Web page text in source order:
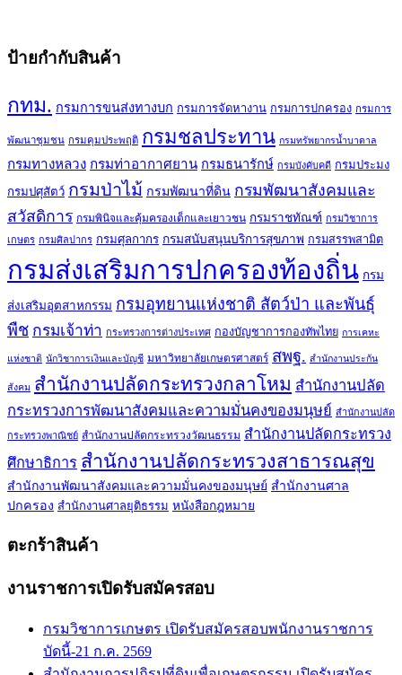
ป้ายกำกับสินค้า
กทม. กรมการขนส่งทางบก กรมการจัดหางาน กรมการปกครอง กรมการ
พัฒนาชุมชน กรมคุมประพฤติ กรมชลประทาน กรมทรัพยากรน้ำบาดาล
กรมทางหลวง กรมท่าอากาศยาน กรมธนารักษ์ กรมบังคับคดี กรมประมง
กรมปศุสัตว์ กรมป่าไม้ กรมพัฒนาที่ดิน กรมพัฒนาสังคมและ
สวัสดิการ กรมพินิจและคุ้มครองเด็กและเยาวชน กรมราชทัณฑ์ กรมวิชาการ
เกษตร กรมศิลปากร กรมศุลกากร กรมสนับสนุนบริการสุขภาพ กรมสรรพสามิต
กรมส่งเสริมการปกครองท้องถิ่น กรม
ส่งเสริมอุตสาหกรรม กรมอุทยานแห่งชาติ สัตว์ป่า และพันธุ์
พืช กรมเจ้าท่า กระทรวงการต่างประเทศ กองบัญชาการกองทัพไทย การเคหะ
แห่งชาติ นักวิชาการเงินและบัญชี มหาวิทยาลัยเกษตรศาสตร์ สพฐ. สำนักงานประกัน
สังคม สำนักงานปลัดกระทรวงกลาโหม สำนักงานปลัด
กระทรวงการพัฒนาสังคมและความมั่นคงของมนุษย์ สำนักงานปลัด
กระทรวงพาณิชย์ สำนักงานปลัดกระทรวงวัฒนธรรม สำนักงานปลัดกระทรวง
ศึกษาธิการ สำนักงานปลัดกระทรวงสาธารณสุข
สำนักงานพัฒนาสังคมและความมั่นคงของมนุษย์ สำนักงานศาล
ปกครอง สำนักงานศาลยุติธรรม หนังสือกฎหมาย
ตะกร้าสินค้า
งานราชการเปิดรับสมัครสอบ
กรมวิชาการเกษตร เปิดรับสมัครสอบพนักงานราชการ
บัดนี้-21 ก.ค. 2569